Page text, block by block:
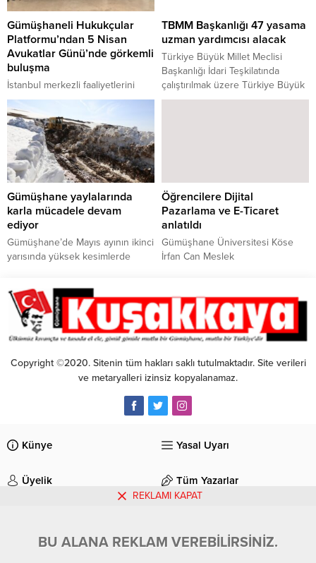
Gümüşhaneli Hukukçular
Platformu’ndan 5 Nisan
Avukatlar Günü’nde görkemli
buluşma
İstanbul merkezli faaliyetlerini
sürdüren ve Gümüşhaneli hukuk
profesyonellerini tek çatı altında
toplayan Gümüşhaneli
Hukukçular Platformu, 5 Nisan
Avukatlar Günü vesilesiyle özel
bir buluşma gerçekleştirdi.
İstanbul Üsküdar’da yapılan ve
yaklaşık 90 kişilik seçkin davetli
topluluğunun katıldığı etkinlikte
hakimler, savcılar, noterler,
avukatlar ve akademisyen
hukukçular yoğun iş tempolarına
TBMM Başkanlığı 47 yasama
uzman yardımcısı alacak
Türkiye Büyük Millet Meclisi
Başkanlığı İdari Teşkilatında
çalıştırılmak üzere Türkiye Büyük
Millet Meclisi Başkanlığı Yasama
Gümüşhane yaylalarında
karla mücadele devam
ediyor
Gümüşhane’de Mayıs ayının ikinci
yarısında yüksek kesimlerde
çalışmalar devam ediyor.
Öğrencilere Dijital
Pazarlama ve E-Ticaret
anlatıldı
Gümüşhane Üniversitesi Köse
İrfan Can Meslek
Pazarlama ve E-Ticaret” konulu
söyleşi gerçekleştirildi.
Copyright ©2020. Sitenin tüm hakları saklı tutulmaktadır. Site verileri
ve metaryalleri izinsiz kopyalanamaz.
Künye Yasal Uyarı
Üyelik Tüm Yazarlar
REKLAMI KAPAT
BU ALANA REKLAM VEREBİLİRSİNİZ.